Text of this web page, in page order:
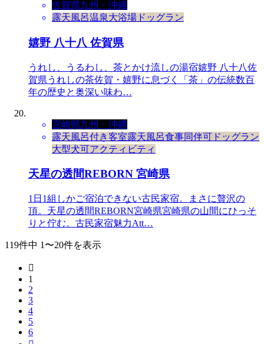
佐賀県九州・沖縄
露天風呂温泉大浴場 ドッグラン
嬉野 八十八 佐賀県
うれし、うるわし、茶とかけ流しの湯宿嬉野 八十八佐
賀県うれしの茶佐賀・嬉野に息づく「茶」の伝統数百
年の歴史と奥深い味わ…
宮崎県九州・沖縄
露天風呂付き客室露天風呂食事同伴可 ドッグラン
大型犬可アクティビティ
天星の透間REBORN 宮崎県
1日1組しかご宿泊できない古民家宿。まさに贅沢の
頂。天星の透間REBORN宮崎県宮崎県の山間にひっそ
りと佇む。古民家宿魅力Att…
119件中 1〜20件を表示

1
2
3
4
5
6